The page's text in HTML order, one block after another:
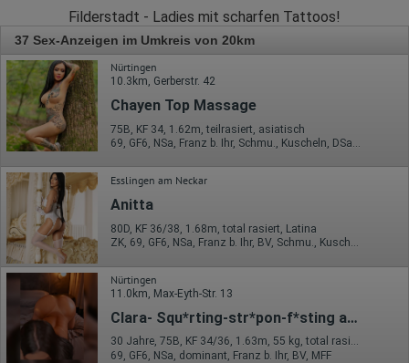
Filderstadt - Ladies mit scharfen Tattoos!
37 Sex-Anzeigen im Umkreis von 20km
Nürtingen
10.3km, Gerberstr. 42
Chayen Top Massage
75B, KF 34, 1.62m, teilrasiert, asiatisch
69, GF6, NSa, Franz b. Ihr, Schmu., Kuscheln, DSa, DSp
Esslingen am Neckar
Anitta
80D, KF 36/38, 1.68m, total rasiert, Latina
ZK, 69, GF6, NSa, Franz b. Ihr, BV, Schmu., Kuscheln
Nürtingen
11.0km, Max-Eyth-Str. 13
Clara- Squ*rting-str*pon-f*sting aktiv!
30 Jahre, 75B, KF 34/36, 1.63m, 55 kg, total rasiert, osteuropäisch
69, GF6, NSa, dominant, Franz b. Ihr, BV, MFF